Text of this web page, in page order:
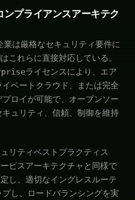
ンプライアンスアーキテク
は厳格なセキュリティ要件に
これらに直接対応している。
ライセンスにより、エア
ベートクラウド、または完全
ロイが可能で、オープンソー
キュリティ、信頼、制御を維持
リティベストプラクティス
ビスアーキテクチャと同様で
し、適切なイングレスルーテ
プし、ロードバランシングを実